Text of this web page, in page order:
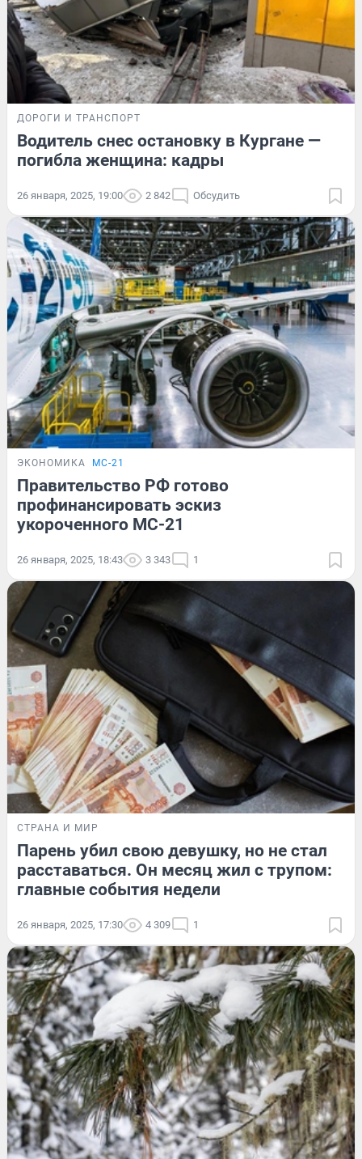
ДОРОГИ И ТРАНСПОРТ
Водитель снес остановку в Кургане —
погибла женщина: кадры
26 января, 2025, 19:00 2 842 Обсудить
ЭКОНОМИКА МС-21
Правительство РФ готово
профинансировать эскиз
укороченного МС-21
26 января, 2025, 18:43 3 343 1
СТРАНА И МИР
Парень убил свою девушку, но не стал
расставаться. Он месяц жил с трупом:
главные события недели
26 января, 2025, 17:30 4 309 1